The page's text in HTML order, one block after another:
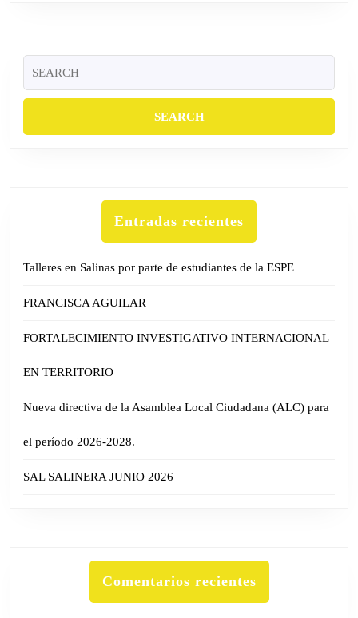
for:
Entradas recientes
Talleres en Salinas por parte de estudiantes de la ESPE
FRANCISCA AGUILAR
FORTALECIMIENTO INVESTIGATIVO INTERNACIONAL
EN TERRITORIO
Nueva directiva de la Asamblea Local Ciudadana (ALC) para
el período 2026-2028.
SAL SALINERA JUNIO 2026
Comentarios recientes